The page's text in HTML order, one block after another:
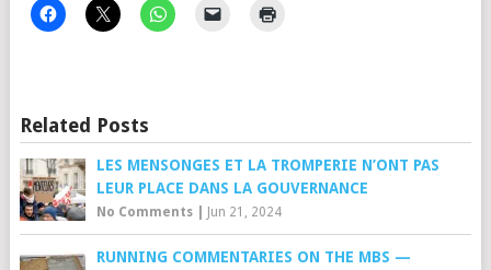
Related Posts
LES MENSONGES ET LA TROMPERIE N’ONT PAS
LEUR PLACE DANS LA GOUVERNANCE
No Comments| Jun 21, 2024
RUNNING COMMENTARIES ON THE MBS —